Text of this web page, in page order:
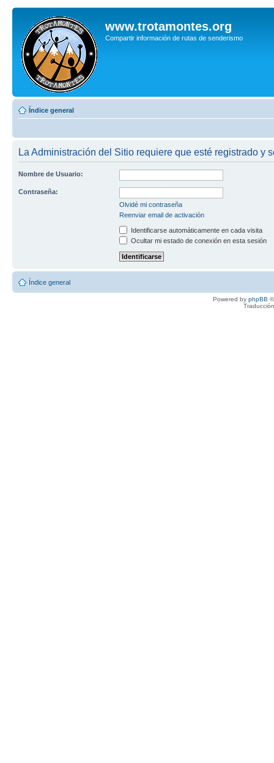
www.trotamontes.org
Compartir información de rutas de senderismo
Índice general
La Administración del Sitio requiere que esté registrado y
Nombre de Usuario:
Contraseña:
Olvidé mi contraseña
Reenviar email de activación
Identificarse automáticamente en cada visita
Ocultar mi estado de conexión en esta sesión
Índice general
Powered by phpBB